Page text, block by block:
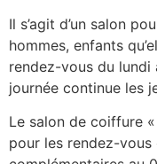
Il s’agit d’un salon
hommes, enfants
rendez-vous du
journée continue les
Le salon de coiffure
pour les rendez-